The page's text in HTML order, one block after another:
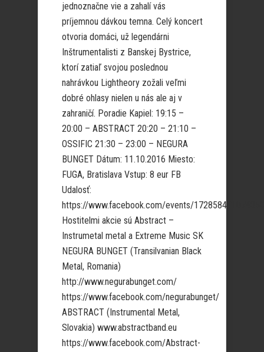
jednoznačne vie a zahalí vás
príjemnou dávkou temna. Celý koncert
otvoria domáci, už legendárni
Inštrumentalisti z Banskej Bystrice,
ktorí zatiaľ svojou poslednou
nahrávkou Lightheory zožali veľmi
dobré ohlasy nielen u nás ale aj v
zahraničí. Poradie Kapiel: 19:15 –
20:00 – ABSTRACT 20:20 – 21:10 –
OSSIFIC 21:30 – 23:00 – NEGURA
BUNGET Dátum: 11.10.2016 Miesto:
FUGA, Bratislava Vstup: 8 eur FB
Udalosť:
https://www.facebook.com/events/
Hostitelmi akcie sú Abstract –
Instrumetal metal a Extreme Music SK
NEGURA BUNGET (Transilvanian Black
Metal, Romania)
http://www.negurabunget.com/
https://www.facebook.com/negurabunget/
ABSTRACT (Instrumental Metal,
Slovakia) www.abstractband.eu
https://www.facebook.com/Abstract-